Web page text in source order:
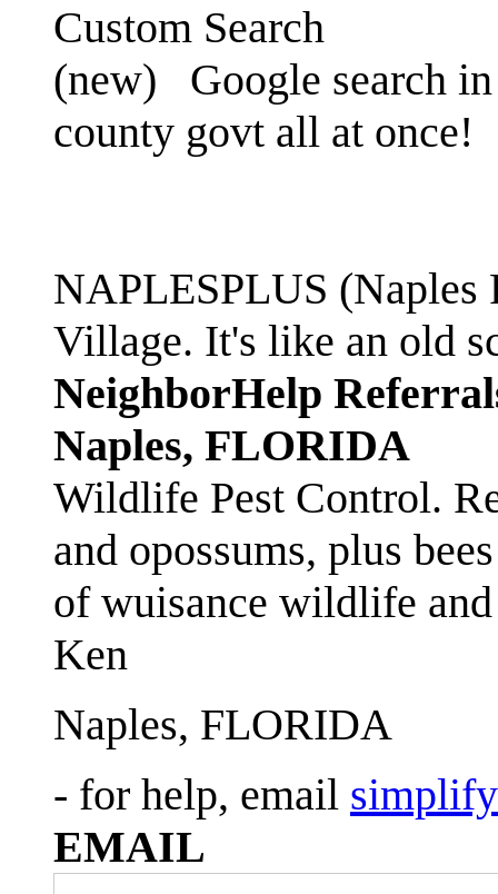
Custom Search
(new)
Google search
county govt all at once!
NAPLESPLUS
Village. It's like an old
NeighborHelp
Naples, FLORIDA
Wildlife Pest Control.
and opossums, plus
of wuisance wildlife
Ken
Naples, FLORIDA
- for help, email
EMAIL